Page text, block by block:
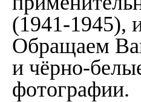
(1941-1945),
Обращаем
и чёрно-
фотографии.